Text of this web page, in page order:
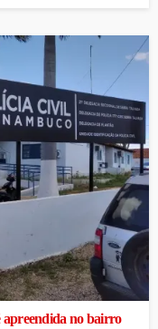
apreendida no bairro